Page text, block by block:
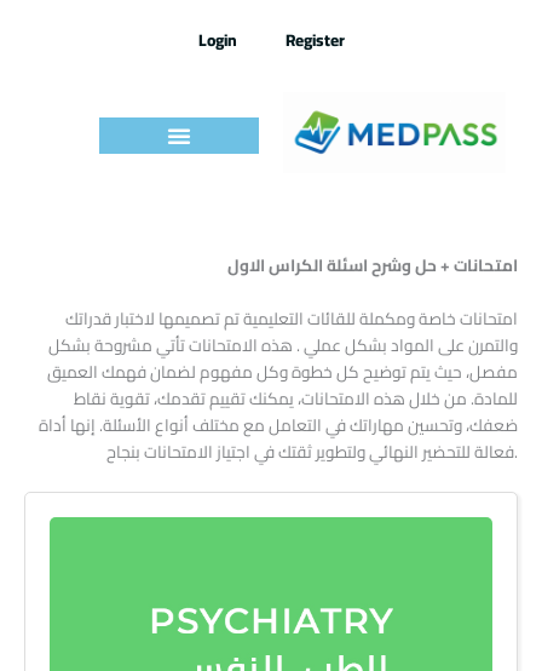
Login Register
امتحانات + حل وشرح اسئلة الكراس الاول
امتحانات خاصة ومكملة للقائات التعليمية تم تصميمها لاختبار قدراتك
والتمرن على المواد بشكل عملي . هذه الامتحانات تأتي مشروحة بشكل
مفصل، حيث يتم توضيح كل خطوة وكل مفهوم لضمان فهمك العميق
للمادة. من خلال هذه الامتحانات، يمكنك تقييم تقدمك، تقوية نقاط
ضعفك، وتحسين مهاراتك في التعامل مع مختلف أنواع الأسئلة. إنها أداة
فعالة للتحضير النهائي ولتطوير ثقتك في اجتياز الامتحانات بنجاح.